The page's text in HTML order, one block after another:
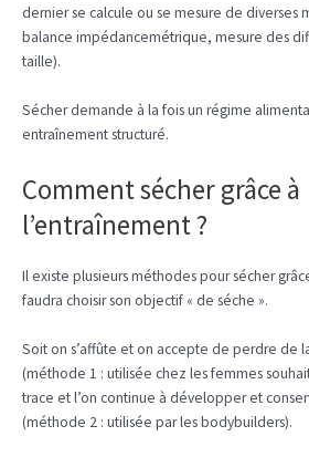
dernier se calcule ou se mesure de diverses
balance impédancemétrique, mesure des
taille).
Sécher demande à la fois un régime
entraînement structuré.
Comment sécher grâce à
l’entraînement ?
Il existe plusieurs méthodes pour sécher
faudra choisir son objectif « de séche ».
Soit on s’affûte et on accepte de perdre de
(méthode 1 : utilisée chez les femmes
trace et l’on continue à développer et
(méthode 2 : utilisée par les bodybuilders).